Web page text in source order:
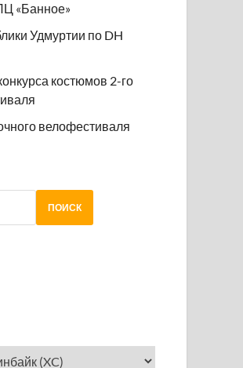
«Банное»
Удмуртии по DH
костюмов 2-го
велофестиваля
ПОИСК